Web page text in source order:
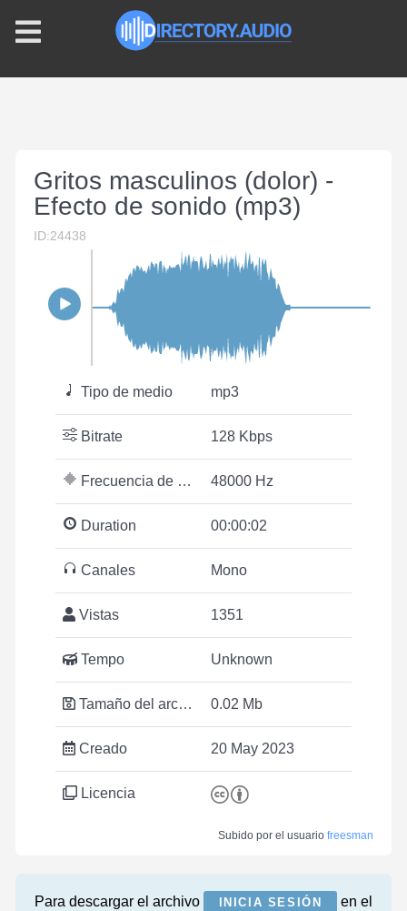
Gritos masculinos (dolor) -
Efecto de sonido (mp3)
ID:24438
Tipo de medio mp3
Bitrate 128 Kbps
Frecuencia de muestreo 48000 Hz
Duration 00:00:02
Canales Mono
Vistas 1351
Tempo Unknown
Tamaño del archivo 0.02 Mb
Creado 20 May 2023
Licencia
Subido por el usuario freesman
Para descargar el archivo INICIA SESIÓN
en el